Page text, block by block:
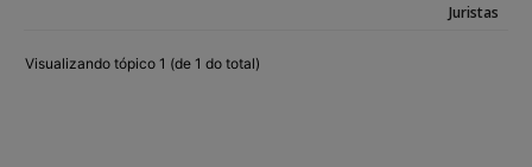
Juristas
Visualizando tópico 1 (de 1 do total)